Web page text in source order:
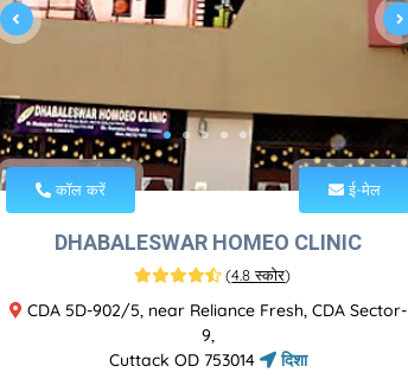
कॉल करें ई-मेल
DHABALESWAR HOMEO CLINIC
(4.8 स्कोर)
CDA 5D-902/5, near Reliance Fresh, CDA Sector-
9,
Cuttack OD 753014
दिशा